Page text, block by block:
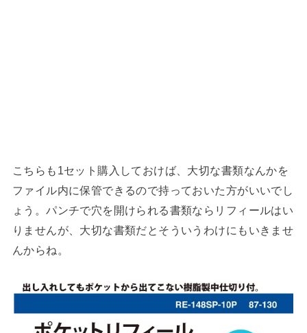
こちらも1セット購入しておけば、大切な書類なんかを
ファイル内に保管できるので持っておいた方がいいでし
ょう。パンチで穴を開けられる書類ならリフィールはい
りませんが、大切な書類だとそういうわけにもいきませ
んからね。